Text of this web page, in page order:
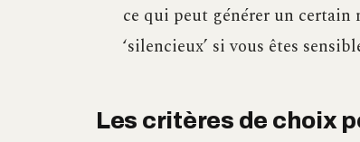
ce qui peut générer un certain
‘silencieux’ si vous êtes
Les critères de choix